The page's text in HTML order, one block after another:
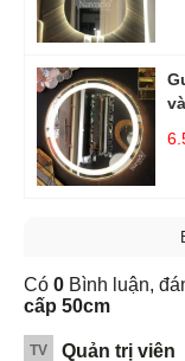
Có 0 Bình luận,
cấp 50cm
TV Quản trị viên